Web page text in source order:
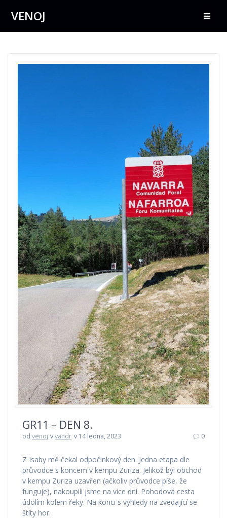
VENOJ
GR11 – DEN 8.
od venoj vvandr v 14 ledna, 2023 0
Z Isaby mě čekal odpočinkový den. Jedna etapa dle
průvodce s koncem v kempu Zuriza. Jelikož byl obchod
v kempu Zuriza uzavřen (ačkoliv průvodce píše, že
funguje), nakoupili jsme na více dní. Pohodová cesta
údolím kolem řeky. Na konci s výhledy na zvedající se
štíty hor.